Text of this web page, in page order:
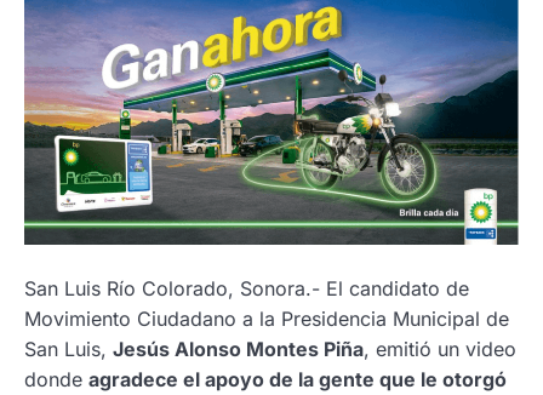
San Luis Río Colorado, Sonora.- El candidato de
Movimiento Ciudadano a la Presidencia Municipal de
San Luis, Jesús Alonso Montes Piña, emitió un video
donde agradece el apoyo de la gente que le otorgó